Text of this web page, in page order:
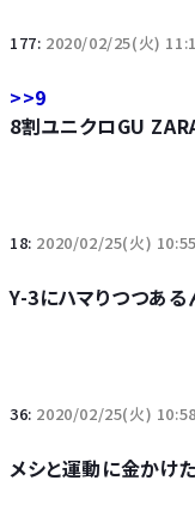
177: 2020/02/25(火)
>>9
8割ユニクロGU
18: 2020/02/25(火)
Y-3にハマりつつあ
36: 2020/02/25(火)
メシと運動に金かけ